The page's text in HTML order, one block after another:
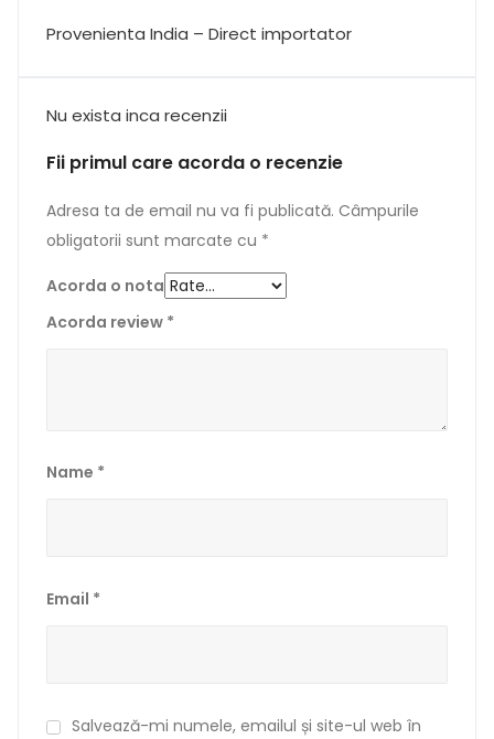
Provenienta India – Direct importator
Nu exista inca recenzii
Fii primul care acorda o recenzie
Adresa ta de email nu va fi publicată. Câmpurile
obligatorii sunt marcate cu *
Acorda o nota
Acorda review *
Name *
Email *
Salvează-mi numele, emailul și site-ul web în